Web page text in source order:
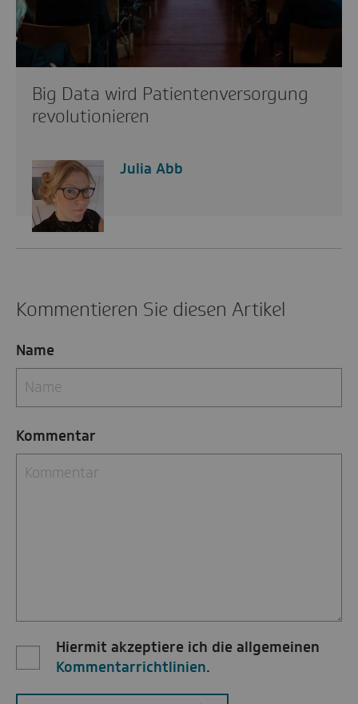
Big Data wird Patientenversorgung
revolutionieren
Julia Abb
Kommentieren Sie diesen Artikel
Name
Kommentar
Hiermit akzeptiere ich die allgemeinen
Kommentarrichtlinien.